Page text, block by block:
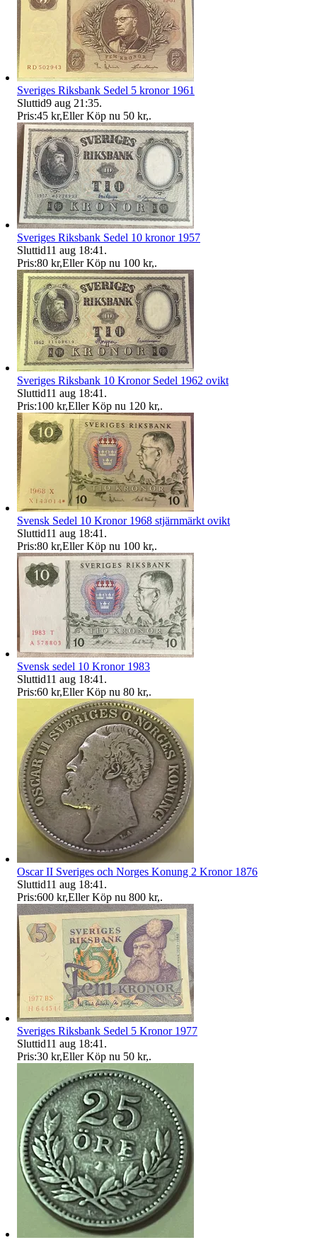
Sveriges Riksbank Sedel 5 kronor 1961
Sluttid9 aug 21:35.
Pris:45 kr,Eller Köp nu 50 kr,.
Sveriges Riksbank Sedel 10 kronor 1957
Sluttid11 aug 18:41 .
Pris:80 kr,Eller Köp nu 100 kr,.
Sveriges Riksbank 10 Kronor Sedel 1962 ovikt
Sluttid11 aug 18:41 .
Pris:100 kr,Eller Köp nu 120 kr,.
Svensk Sedel 10 Kronor 1968 stjärnmärkt ovikt
Sluttid11 aug 18:41 .
Pris:80 kr,Eller Köp nu 100 kr,.
Svensk sedel 10 Kronor 1983
Sluttid11 aug 18:41 .
Pris:60 kr,Eller Köp nu 80 kr,.
Oscar II Sveriges och Norges Konung 2 Kronor 1876
Sluttid11 aug 18:41 .
Pris:600 kr,Eller Köp nu 800 kr,.
Sveriges Riksbank Sedel 5 Kronor 1977
Sluttid11 aug 18:41 .
Pris:30 kr,Eller Köp nu 50 kr,.